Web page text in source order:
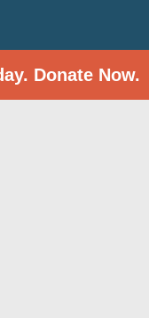
Donate Now.